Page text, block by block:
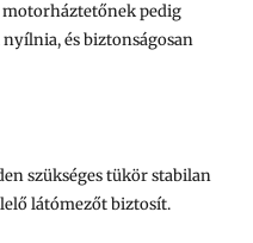
pedig
és biztonságosan
szükséges tükör stabilan
látómezőt biztosít.